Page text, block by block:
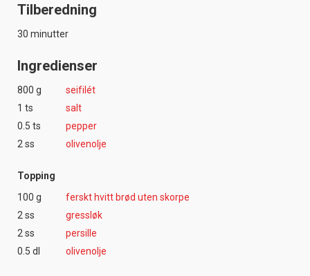
Tilberedning
30 minutter
Ingredienser
800 g
seifilét
1 ts
salt
0.5 ts
pepper
2 ss
olivenolje
Topping
100 g
ferskt hvitt brød uten skorpe
2 ss
gressløk
2 ss
persille
0.5 dl
olivenolje